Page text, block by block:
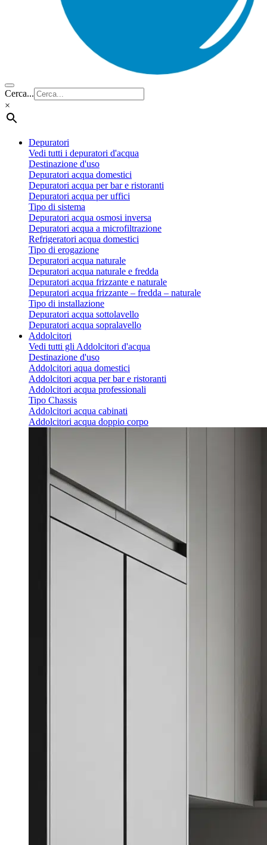
Cerca...
×
Depuratori
Vedi tutti i depuratori d'acqua
Destinazione d'uso
Depuratori acqua domestici
Depuratori acqua per bar e ristoranti
Depuratori acqua per uffici
Tipo di sistema
Depuratori acqua osmosi inversa
Depuratori acqua a microfiltrazione
Refrigeratori acqua domestici
Tipo di erogazione
Depuratori acqua naturale
Depuratori acqua naturale e fredda
Depuratori acqua frizzante e naturale
Depuratori acqua frizzante – fredda – naturale
Tipo di installazione
Depuratori acqua sottolavello
Depuratori acqua sopralavello
Addolcitori
Vedi tutti gli Addolcitori d'acqua
Destinazione d'uso
Addolcitori aqua domestici
Addolcitori acqua per bar e ristoranti
Addolcitori acqua professionali
Tipo Chassis
Addolcitori acqua cabinati
Addolcitori acqua doppio corpo